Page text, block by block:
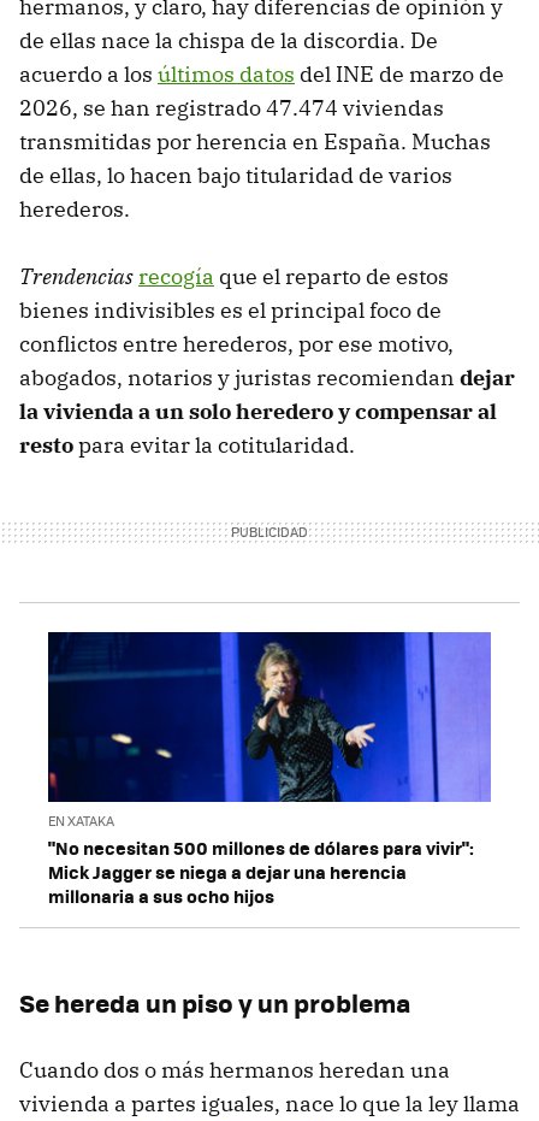
hermanos, y claro, hay diferencias de opinión y
de ellas nace la chispa de la discordia. De
acuerdo a los últimos datos del INE de marzo de
2026, se han registrado 47.474 viviendas
transmitidas por herencia en España. Muchas
de ellas, lo hacen bajo titularidad de varios
herederos.
Trendenciasrecogía que el reparto de estos
bienes indivisibles es el principal foco de
conflictos entre herederos, por ese motivo,
abogados, notarios y juristas recomiendan dejar
la vivienda a un solo heredero y compensar al
restopara evitar la cotitularidad.
EN XATAKA
"No necesitan 500 millones de dólares para vivir":
Mick Jagger se niega a dejar una herencia
millonaria a sus ocho hijos
Se hereda un piso y un problema
Cuando dos o más hermanos heredan una
vivienda a partes iguales, nace lo que la ley llama